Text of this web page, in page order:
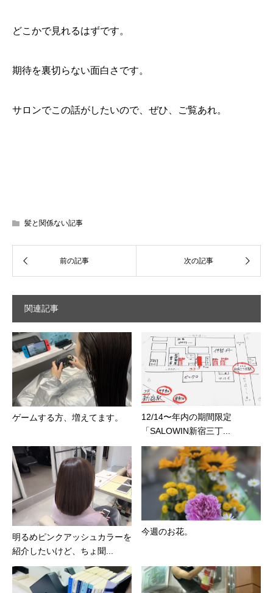
どこかで見れるはずです。
期待を裏切らない面白さです。
サロンでこの話がしたいので、ぜひ、ご覧あれ。
髪と関係ない記事
関連記事
ゲームする方、増えてます。
12/14〜年内の期間限定
「SALOWIN新宿三丁...
明るめピンクアッシュカラーを
紹介したいけど、ちょ聞...
今週のお花。